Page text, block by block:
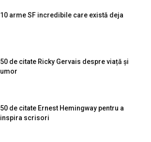
10 arme SF incredibile care există deja
50 de citate Ricky Gervais despre viață și
umor
50 de citate Ernest Hemingway pentru a
inspira scrisori